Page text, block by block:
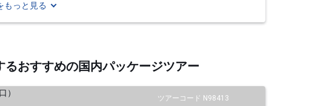
もっと見る
おすすめの国内パッケージツアー
ツアーコード N98413